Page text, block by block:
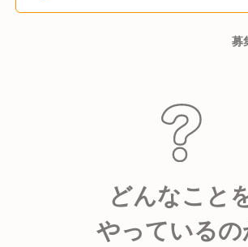
募
どんなこと
やっている